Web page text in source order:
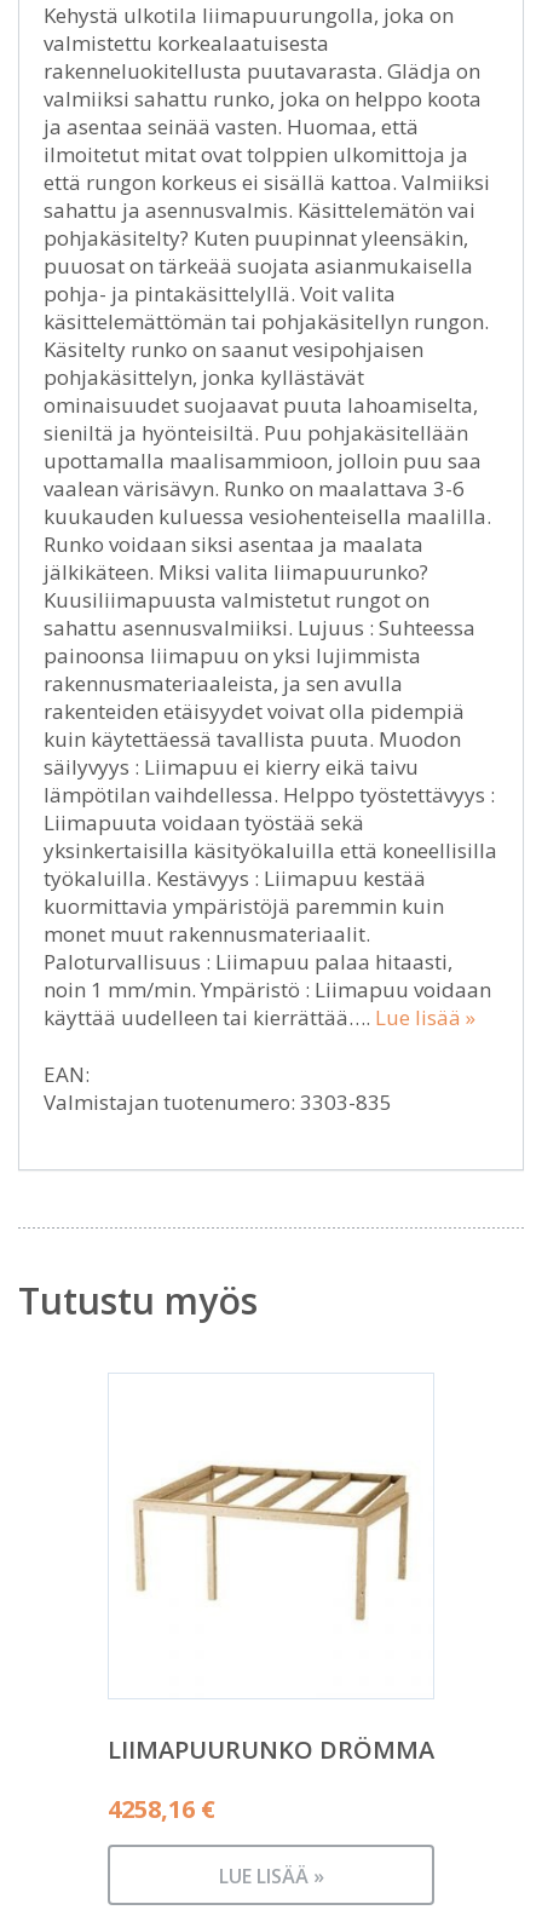
Kehystä ulkotila liimapuurungolla, joka on
valmistettu korkealaatuisesta
rakenneluokitellusta puutavarasta. Glädja on
valmiiksi sahattu runko, joka on helppo koota
ja asentaa seinää vasten. Huomaa, että
ilmoitetut mitat ovat tolppien ulkomittoja ja
että rungon korkeus ei sisällä kattoa. Valmiiksi
sahattu ja asennusvalmis. Käsittelemätön vai
pohjakäsitelty? Kuten puupinnat yleensäkin,
puuosat on tärkeää suojata asianmukaisella
pohja- ja pintakäsittelyllä. Voit valita
käsittelemättömän tai pohjakäsitellyn rungon.
Käsitelty runko on saanut vesipohjaisen
pohjakäsittelyn, jonka kyllästävät
ominaisuudet suojaavat puuta lahoamiselta,
sieniltä ja hyönteisiltä. Puu pohjakäsitellään
upottamalla maalisammioon, jolloin puu saa
vaalean värisävyn. Runko on maalattava 3-6
kuukauden kuluessa vesiohenteisella maalilla.
Runko voidaan siksi asentaa ja maalata
jälkikäteen. Miksi valita liimapuurunko?
Kuusiliimapuusta valmistetut rungot on
sahattu asennusvalmiiksi. Lujuus : Suhteessa
painoonsa liimapuu on yksi lujimmista
rakennusmateriaaleista, ja sen avulla
rakenteiden etäisyydet voivat olla pidempiä
kuin käytettäessä tavallista puuta. Muodon
säilyvyys : Liimapuu ei kierry eikä taivu
lämpötilan vaihdellessa. Helppo työstettävyys :
Liimapuuta voidaan työstää sekä
yksinkertaisilla käsityökaluilla että koneellisilla
työkaluilla. Kestävyys : Liimapuu kestää
kuormittavia ympäristöjä paremmin kuin
monet muut rakennusmateriaalit.
Paloturvallisuus : Liimapuu palaa hitaasti,
noin 1 mm/min. Ympäristö : Liimapuu voidaan
käyttää uudelleen tai kierrättää…. Lue lisää »
EAN:
Valmistajan tuotenumero: 3303-835
Tutustu myös
LIIMAPUURUNKO DRÖMMA
4258,16 €
LUE LISÄÄ »